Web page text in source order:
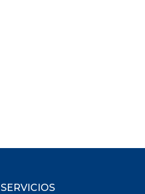
SERVICIOS